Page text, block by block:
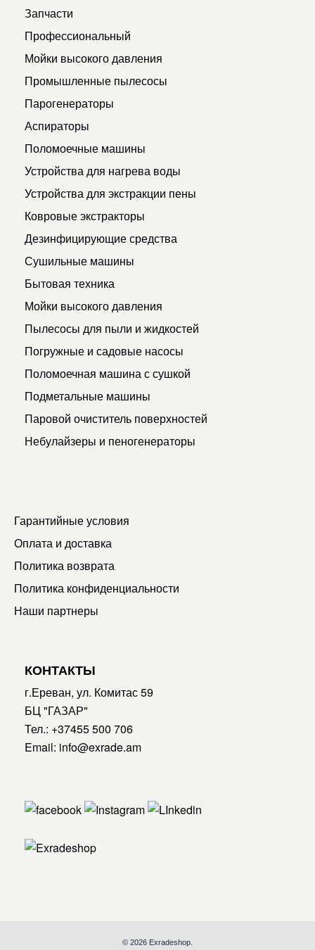
Запчасти
Профессиональный
Мойки высокого давления
Промышленные пылесосы
Парогенераторы
Аспираторы
Поломоечные машины
Устройства для нагрева воды
Устройства для экстракции пены
Ковровые экстракторы
Дезинфицирующие средства
Сушильные машины
Бытовая техника
Мойки высокого давления
Пылесосы для пыли и жидкостей
Погружные и садовые насосы
Поломоечная машина с сушкой
Подметальные машины
Паровой очиститель поверхностей
Небулайзеры и пеногенераторы
Гарантийные условия
Оплата и доставка
Политика возврата
Политика конфиденциальности
Наши партнеры
КОНТАКТЫ
г.Ереван, ул. Комитас 59
БЦ "ГАЗАР"
Тел.: +37455 500 706
Email: info@exrade.am
© 2026 Exradeshop.